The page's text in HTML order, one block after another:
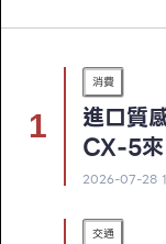
消費
進口質
CX-5
2026-07-28
交通